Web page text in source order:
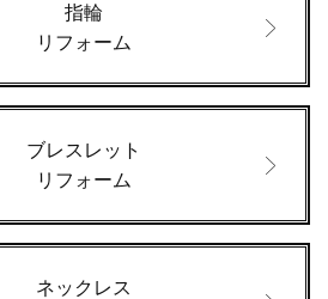
指輪
リフォーム
ブレスレット
リフォーム
ネックレス